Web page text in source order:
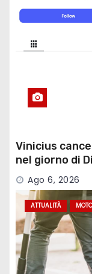
Vinicius
nel giorno di
Ago 6, 2026
ATTUALITÀ